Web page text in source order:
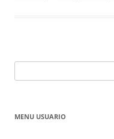
MENU USUARIO